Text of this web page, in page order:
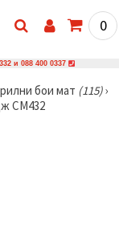
0
и 088 400 0337
бои мат (115)›
CM432